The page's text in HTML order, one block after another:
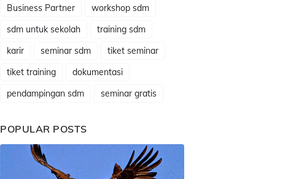
Business Partner
workshop sdm
sdm untuk sekolah
training sdm
karir
seminar sdm
tiket seminar
tiket training
dokumentasi
pendampingan sdm
seminar gratis
POPULAR POSTS